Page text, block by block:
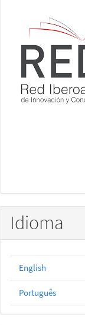
Idioma
English
Português